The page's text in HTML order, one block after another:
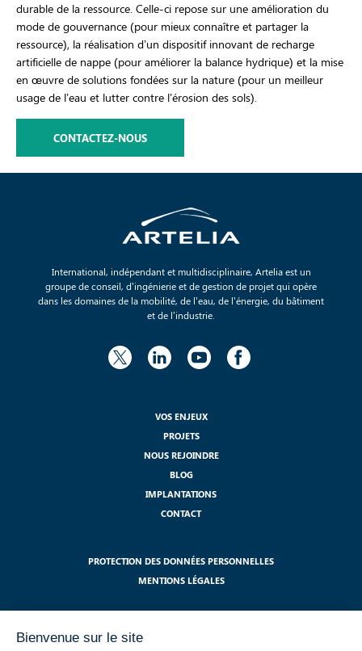
durable de la ressource. Celle-ci repose sur une amélioration du
mode de gouvernance (pour mieux connaître et partager la
ressource), la réalisation d’un dispositif innovant de recharge
artificielle de nappe (pour améliorer la balance hydrique) et la mise
en œuvre de solutions fondées sur la nature (pour un meilleur
usage de l’eau et lutter contre l’érosion des sols).
CONTACTEZ-NOUS
International, indépendant et multidisciplinaire, Artelia est un
groupe de conseil, d’ingénierie et de gestion de projet qui opère
dans les domaines de la mobilité, de l’eau, de l’énergie, du bâtiment
et de l’industrie.
VOS ENJEUX
PROJETS
NOUS REJOINDRE
BLOG
IMPLANTATIONS
CONTACT
PROTECTION DES DONNÉES PERSONNELLES
MENTIONS LÉGALES
S'ABONNER À NOTRE NEWSLETTER